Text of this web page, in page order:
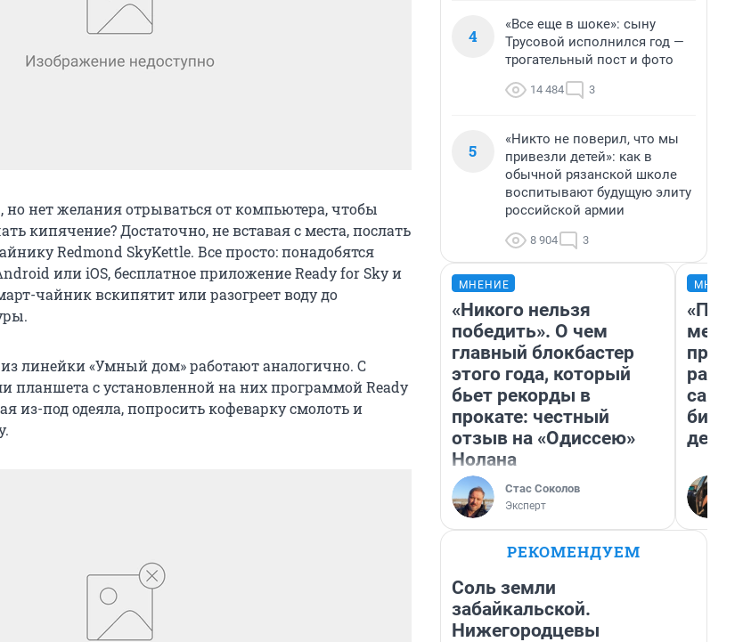
но нет желания отрываться от компьютера, чтобы
кипячение? Достаточно, не вставая с места, послать
Redmond SkyKettle. Все просто: понадобятся
или iOS, бесплатное приложение Ready for Sky и
чайник вскипятит или разогреет воду до
из линейки «Умный дом» работают аналогично. С
планшета с установленной на них программой Ready
из-под одеяла, попросить кофеварку смолоть и
4
«Все еще в шоке»: сыну
Трусовой исполнился год —
трогательный пост и фото
14 484 3
5
«Никто не поверил, что мы
привезли детей»: как в
обычной рязанской школе
воспитывают будущую элиту
российской армии
8 904 3
МНЕНИЕ
«Никого нельзя
победить». О чем
главный блокбастер
этого года, который
бьет рекорды в
прокате: честный
отзыв на «Одиссею»
Нолана
Стас Соколов
Эксперт
РЕКОМЕНДУЕМ
Соль земли
забайкальской.
Нижегородцевы